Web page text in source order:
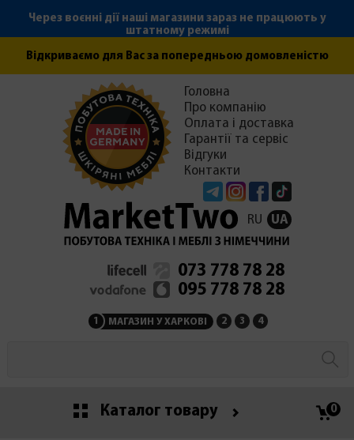
Через воєнні дії наші магазини зараз не працюють у
штатному режимі
Відкриваємо для Вас за попередньою домовленістю
TelegramInstagramFacebook
Головна
Про компанію
Оплата і доставка
Гарантії та сервіс
Відгуки
Контакти
RU UA
073 778 78 28
095 778 78 28
1 МАГАЗИН У ХАРКОВІ 2 МАГАЗИН НА
3 СЕРВІСНИЙ ЦЕНТР
4
Каталог товару 0